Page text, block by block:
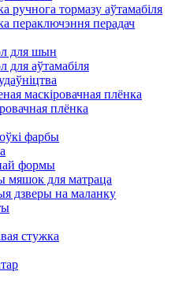
ручнога тормазу аўтамабіля
пераключэння перадач
для шын
для аўтамабіля
маскіровачная плёнка
плёнка
фарбы
формы
мяшок для матраца
дзверы на маланку
стужка